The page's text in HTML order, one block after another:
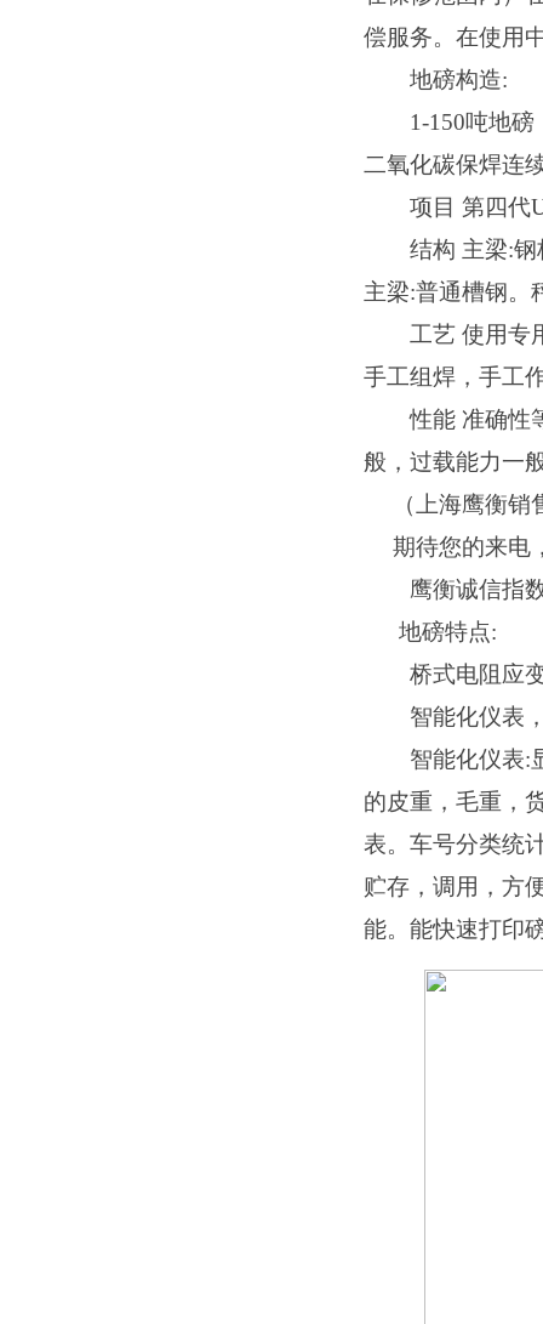
偿服务。在使用
地磅构造:
1-150吨地
二氧化碳保焊连
项目 第四代
结构 主梁:
主梁:普通槽钢。
工艺 使用专
手工组焊，手工
性能 准确性
般，过载能力一
（上海鹰衡
期待您的来电
鹰衡诚信指
地磅特点:
桥式电阻应变
智能化仪表，
智能化仪表:
的皮重，毛重，
表。车号分类统
贮存，调用，方
能。能快速打印